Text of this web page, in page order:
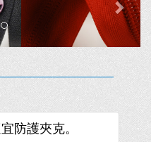
防護夾克。